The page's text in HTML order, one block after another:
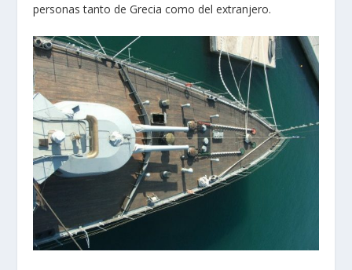
personas tanto de Grecia como del extranjero.